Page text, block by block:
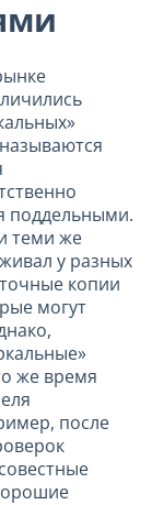
поддельными.
теми же
у разных
копии
могут
же время
после